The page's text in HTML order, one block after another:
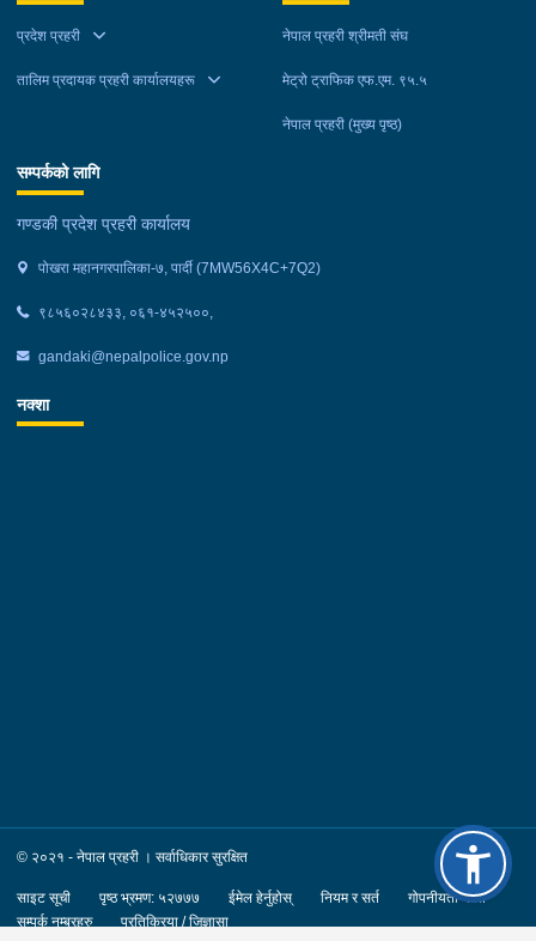
प्रदेश प्रहरी
तालिम प्रदायक प्रहरी कार्यालयहरू
नेपाल प्रहरी श्रीमती संघ
मेट्रो ट्राफिक एफ.एम. ९५.५
नेपाल प्रहरी (मुख्य पृष्ठ)
सम्पर्कको लागि
गण्डकी प्रदेश प्रहरी कार्यालय
पोखरा महानगरपालिका-७, पार्दी (7MW56X4C+7Q2)
९८५६०२८४३३, ०६१-४५२५००,
gandaki@nepalpolice.gov.np
नक्शा
© २०२१ - नेपाल प्रहरी । सर्वाधिकार सुरक्षित
साइट सूची पृष्ठ भ्रमण: ५२७७७ ईमेल हेर्नुहोस् नियम र सर्त
गोपनीयता नीति
सम्पर्क नम्बरहरु
प्रतिक्रिया / जिज्ञासा